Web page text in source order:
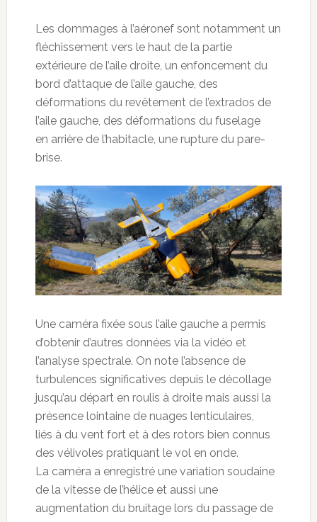
Les dommages à l’aéronef sont notamment un
fléchissement vers le haut de la partie
extérieure de l’aile droite, un enfoncement du
bord d’attaque de l’aile gauche, des
déformations du revêtement de l’extrados de
l’aile gauche, des déformations du fuselage
en arrière de l’habitacle, une rupture du pare-
brise.
Une caméra fixée sous l’aile gauche a permis
d’obtenir d’autres données via la vidéo et
l’analyse spectrale. On note l’absence de
turbulences significatives depuis le décollage
jusqu’au départ en roulis à droite mais aussi la
présence lointaine de nuages lenticulaires,
liés à du vent fort et à des rotors bien connus
des vélivoles pratiquant le vol en onde.
La caméra a enregistré une variation soudaine
de la vitesse de l’hélice et aussi une
augmentation du bruitage lors du passage de